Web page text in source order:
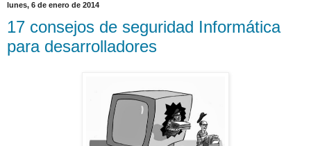
lunes, 6 de enero de 2014
17 consejos de seguridad Informática
para desarrolladores